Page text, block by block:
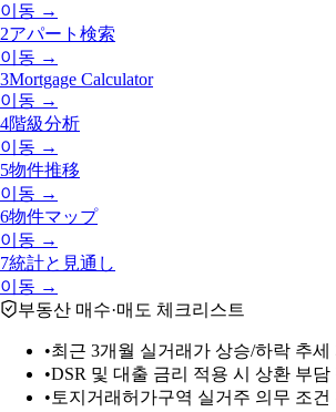
이동 →
2アパート検索
이동 →
3Mortgage Calculator
이동 →
4階級分析
이동 →
5物件推移
이동 →
6物件マップ
이동 →
7統計と見通し
이동 →
부동산 매수·매도 체크리스트
•최근 3개월 실거래가 상승/하락 추세
•DSR 및 대출 금리 적용 시 상환 부담
• 토지거래허가구역 실거주 의무 조건